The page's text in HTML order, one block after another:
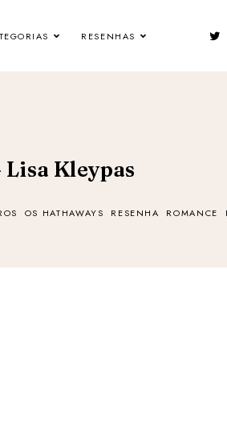
RESENHAS
Kleypas
OS HATHAWAYS RESENHA ROMANCE